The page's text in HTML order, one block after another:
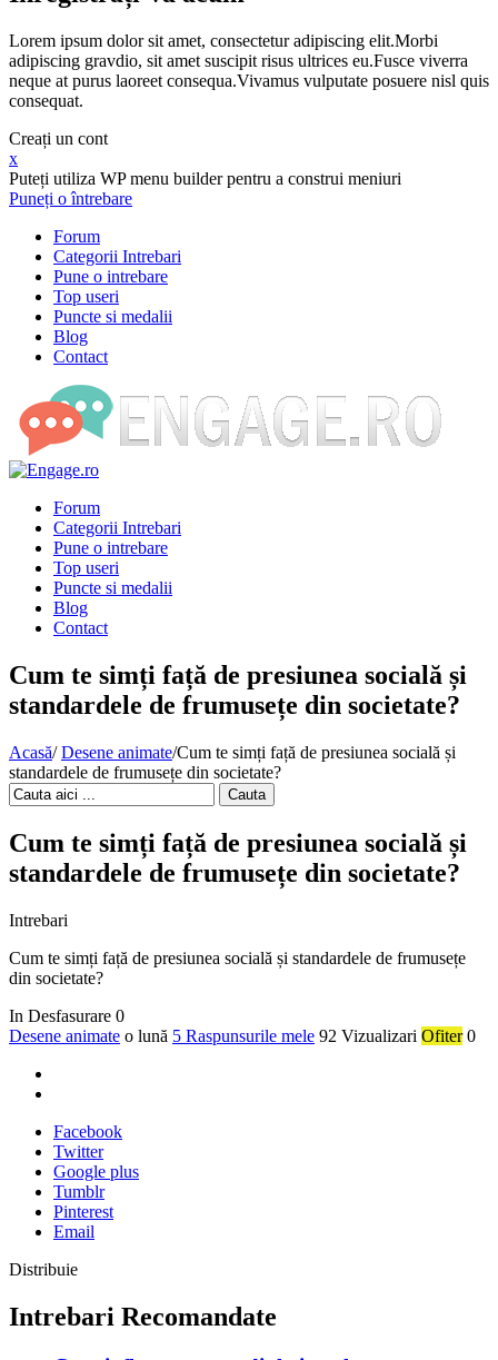
Lorem ipsum dolor sit amet, consectetur adipiscing elit.Morbi
adipiscing gravdio, sit amet suscipit risus ultrices eu.Fusce viverra
neque at purus laoreet consequa.Vivamus vulputate posuere nisl quis
consequat.
Creați un cont
x
Puteți utiliza WP menu builder pentru a construi meniuri
Puneți o întrebare
Forum
Categorii Intrebari
Pune o intrebare
Top useri
Puncte si medalii
Blog
Contact
Forum
Categorii Intrebari
Pune o intrebare
Top useri
Puncte si medalii
Blog
Contact
Cum te simți față de presiunea socială și
standardele de frumusețe din societate?
Acasă/ Desene animate/Cum te simți față de presiunea socială și
standardele de frumusețe din societate?
Cauta
Cum te simți față de presiunea socială și
standardele de frumusețe din societate?
Intrebari
Cum te simți față de presiunea socială și standardele de frumusețe
din societate?
In Desfasurare 0
Desene animate o lună 5 Raspunsurile mele 92 Vizualizari Ofiter 0
Facebook
Twitter
Google plus
Tumblr
Pinterest
Email
Distribuie
Intrebari Recomandate